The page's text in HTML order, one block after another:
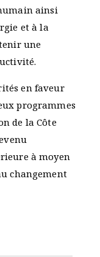
ainsi
et à la
une
en faveur
programmes
de la Côte
à moyen
changement